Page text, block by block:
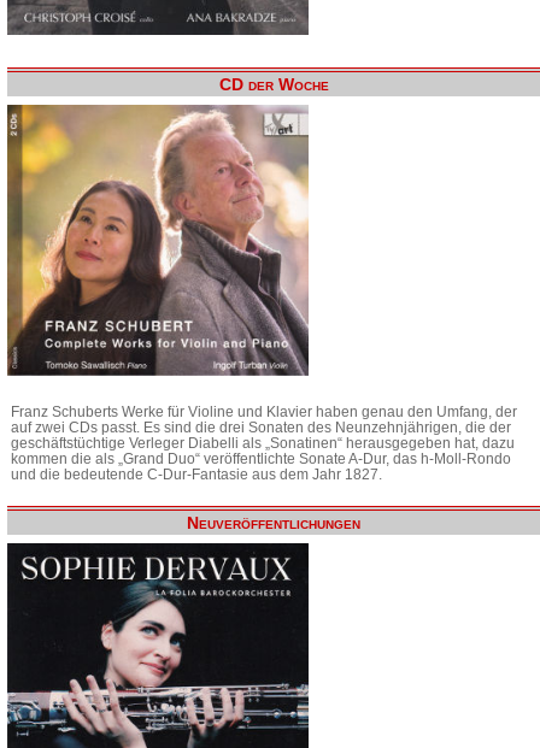
CD der Woche
Franz Schuberts Werke für Violine und Klavier haben genau den Umfang, der
auf zwei CDs passt. Es sind die drei Sonaten des Neunzehnjährigen, die der
geschäftstüchtige Verleger Diabelli als „Sonatinen“ herausgegeben hat, dazu
kommen die als „Grand Duo“ veröffentlichte Sonate A-Dur, das h-Moll-Rondo
und die bedeutende C-Dur-Fantasie aus dem Jahr 1827.
Neuveröffentlichungen